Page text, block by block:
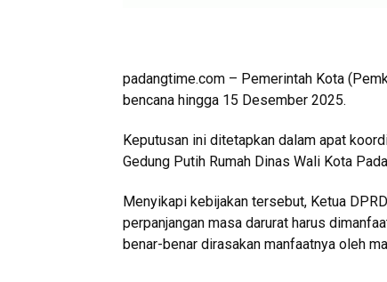
padangtime.com – Pemerintah Kota
bencana hingga 15 Desember 2025.
Keputusan ini ditetapkan dalam apat
Gedung Putih Rumah Dinas Wali Kota
Menyikapi kebijakan tersebut, Ketua
perpanjangan masa darurat harus
benar-benar dirasakan manfaatnya oleh